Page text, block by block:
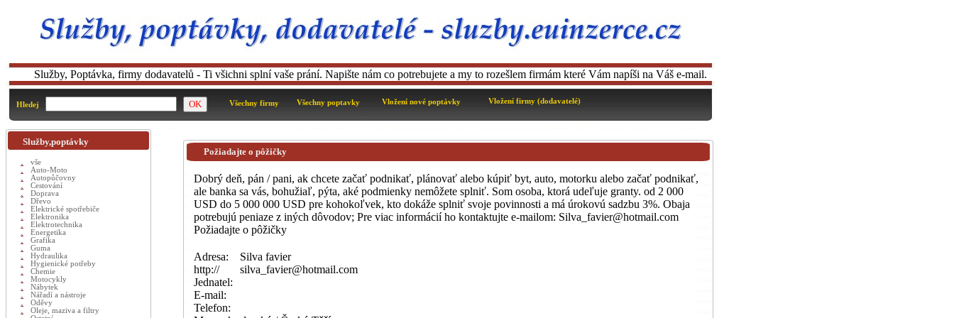
Služby, Poptávka, firmy dodavatelů - Ti všichni splní vaše prání. Napište nám co potrebujete a my to rozešlem firmám které Vám napíši na Váš e-mail.
Hledej Všechny firmy Všechny poptavky Vložení nové poptávky Vložení firmy (dodavatelé)
Požiadajte o pôžičky
Dobrý deň, pán / pani, ak chcete začať podnikať, plánovať alebo kúpiť byt, auto, motorku alebo začať podnikať,
ale banka sa vás, bohužiaľ, pýta, aké podmienky nemôžete splniť. Som osoba, ktorá udeľuje granty. od 2 000
USD do 5 000 000 USD pre kohokoľvek, kto dokáže splniť svoje povinnosti a má úrokovú sadzbu 3%. Obaja
potrebujú peniaze z iných dôvodov; Pre viac informácií ho kontaktujte e-mailom: Silva_favier@hotmail.com
Požiadajte o pôžičky
Adresa:
http://
Jednatel:
E-mail:
Telefon:
Silva favier
silva_favier@hotmail.com
Služby,poptávky
vše
Auto-Moto
Autopůčovny
Cestování
Doprava
Dřevo
Elektrické spotřebiče
Elektronika
Elektrotechnika
Energetika
Grafika
Guma
Hydraulika
Hygienické potřeby
Chemie
Motocykly
Nábytek
Nářadí a nástroje
Oděvy
Oleje, maziva a filtry